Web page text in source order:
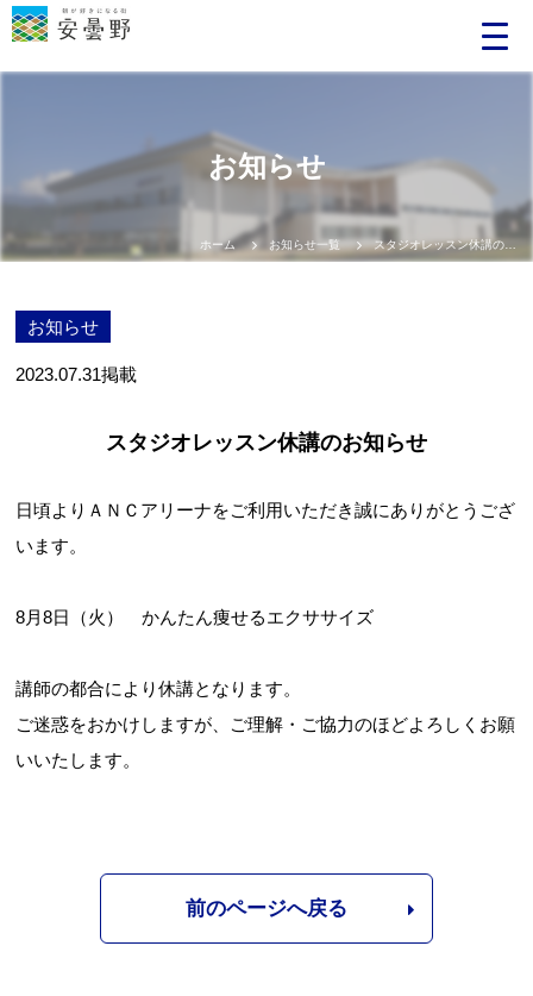
お知らせ
ホーム お知らせ一覧 スタジオレッスン休講のお知らせ
お知らせ
2023.07.31掲載
スタジオレッスン休講のお知らせ
日頃よりＡＮＣアリーナをご利用いただき誠にありがとうござ
います。
8月8日（火） かんたん痩せるエクササイズ
講師の都合により休講となります。
ご迷惑をおかけしますが、ご理解・ご協力のほどよろしくお願
いいたします。
前のページへ戻る